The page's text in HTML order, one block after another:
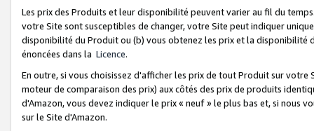
Les prix des Produits et leur disponibilité peuvent varier au fil du
votre Site sont susceptibles de changer, votre Site peut indiquer
disponibilité du Produit ou (b) vous obtenez les prix et la disponibilité
énoncées dans la Licence.
En outre, si vous choisissez d'afficher les prix de tout Produit sur
moteur de comparaison des prix) aux côtés des prix de produits
d'Amazon, vous devez indiquer le prix « neuf » le plus bas et, si nous
sur le Site d'Amazon.